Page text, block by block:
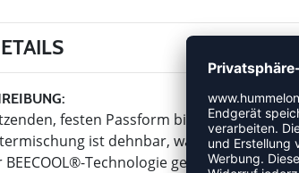
festen Passform bietet dieser
ist dehnbar, was den hmlBL
BEECOOL®-Technologie genießt du